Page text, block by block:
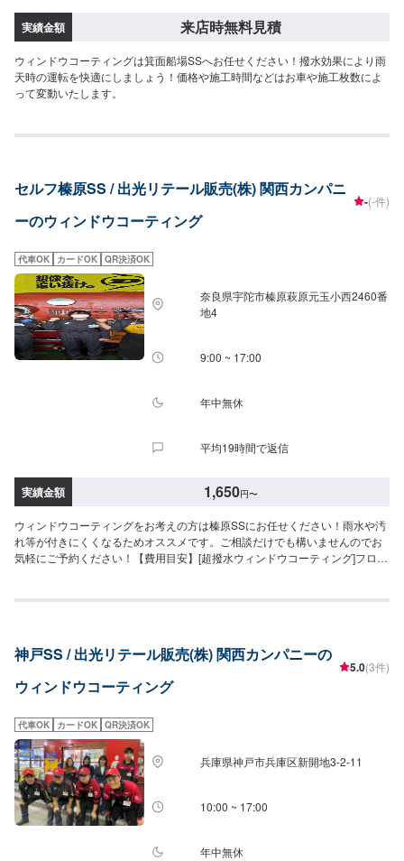
実績金額 来店時無料見積
ウィンドウコーティングは箕面船場SSへお任せください！撥水効果により雨
天時の運転を快適にしましょう！価格や施工時間などはお車や施工枚数によ
って変動いたします。
セルフ榛原SS / 出光リテール販売(株) 関西カンパニ
ーのウィンドウコーティング
-(-件)
代車OK カードOK QR決済OK
奈良県宇陀市榛原萩原元玉小西2460番
地4
9:00 ~ 17:00
年中無休
平均19時間で返信
実績金額 1,650円〜
ウィンドウコーティングをお考えの方は榛原SSにお任せください！雨水や汚
れ等が付きにくくなるためオススメです。ご相談だけでも構いませんのでお
気軽にご予約ください！【費用目安】[超撥水ウィンドウコーティング]フロン
1,650円L〜XLサイズ：1,970円全面SS〜Mサイズ：4,620円L〜LLサイズ：
神戸SS / 出光リテール販売(株) 関西カンパニーの
ウィンドウコーティング
5.0(3件)
代車OK カードOK QR決済OK
兵庫県神戸市兵庫区新開地3-2-11
10:00 ~ 17:00
年中無休